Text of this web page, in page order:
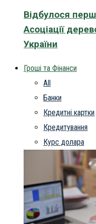
Відбулося
Асоціації
України
Гроші та Фінанси
All
Банки
Кредитні картки
Кредитування
Курс долара